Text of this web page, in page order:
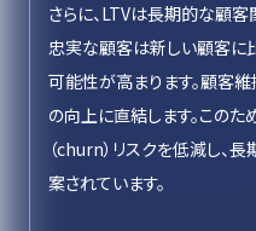
さらに、LTVは長期的な顧
忠実な顧客は新しい顧客に
可能性が高まります。顧客
の向上に直結します。この
（churn）リスクを低減し、
案されています。